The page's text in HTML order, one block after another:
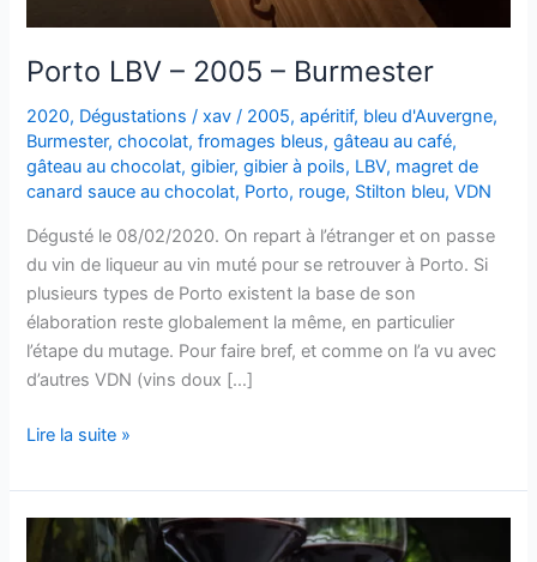
Porto LBV – 2005 – Burmester
2020, Dégustations /xav/ 2005,apéritif, bleu d'Auvergne,
Burmester,chocolat,fromages bleus,gâteau au café,
gâteau au chocolat,gibier,gibier à poils, LBV, magret de
canard sauce au chocolat, Porto, rouge, Stilton bleu,VDN
Dégusté le 08/02/2020. On repart à l’étranger et on passe
du vin de liqueur au vin muté pour se retrouver à Porto. Si
plusieurs types de Porto existent la base de son
élaboration reste globalement la même, en particulier
l’étape du mutage. Pour faire bref, et comme on l’a vu avec
d’autres VDN (vins doux […]
Porto
–
2005
Lire la suite »